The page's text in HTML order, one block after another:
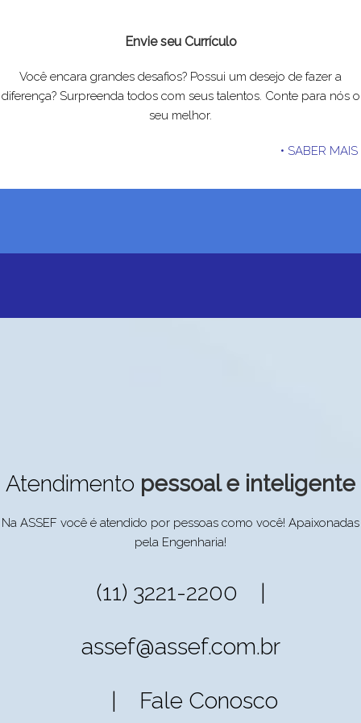
Envie seu Currículo
Você encara grandes desafios? Possui um desejo de fazer a
diferença? Surpreenda todos com seus talentos. Conte para nós o
seu melhor.
• SABER MAIS
Atendimento pessoal e inteligente
Na ASSEF você é atendido por pessoas como você! Apaixonadas
pela Engenharia!
(11) 3221-2200 |
assef@assef.com.br
| Fale Conosco